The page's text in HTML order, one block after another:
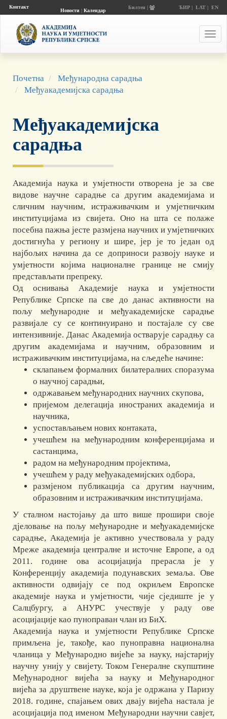
Контакт
Новости| Календар
Билтен | ЋИР| LAT| EN
Почетна
Међународна сарадња
Међуакадемијска сарадња
Међуакадемијска
сарадња
Академија наука и умјетности отворена је за све
видове научне сарадње са другим академијама и
сличним научним, истраживачким и умјетничким
институцијама из свијета. Оно на шта се полаже
посебна пажња јесте размјена научних и умјетничких
достигнућа у региону и шире, јер је то један од
најбољих начина да се доприноси развоју науке и
умјетности којима националне границе не смију
представљати препреку.
Од оснивања Академије наука и умјетности
Републике Српске па све до данас активности на
пољу међународне и међуакадемијске сарадње
развијале су се континуирано и постајале су све
интензивније. Данас Академија остварује сарадњу са
другим академијама и научним, образовним и
истраживачким институцијама, на сљедеће начине:
склапањем формалних билатералних споразума
о научној сарадњи,
одржавањем међународних научних скупова,
пријемом делегација иностраних академија и
научника,
успостављањем нових контаката,
учешћем на међународним конференцијама и
састанцима,
радом на међународним пројектима,
учешћем у раду међуакадемијских одбора,
размјеном публикација са другим научним,
образовним и истраживачким институцијама.
У сталном настојању да што више прошири своје
дјеловање на пољу међународне и међуакадемијске
сарадње, Академија је активно учествовала у раду
Мреже академија централне и источне Европе, а од
2011. године ова асоцијација прерасла је у
Конференцију академија подунавских земаља. Ове
активности одвијају се под окриљем Европске
академије наука и умјетности, чије сједиште је у
Салцбургу, а АНУРС учествује у раду ове
асоцијације као пуноправан члан из БиХ.
Академија наука и умјетности Републике Српске
примљена је, такође, као пуноправна национална
чланица у Међународно вијеће за науку, најстарију
научну унију у свијету. Током Генералне скупштине
Међународног вијећа за науку и Међународног
вијећа за друштвене науке, која је одржана у Паризу
2018. године, спајањем ових двају вијећа настала је
асоцијација под именом Међународни научни савјет,